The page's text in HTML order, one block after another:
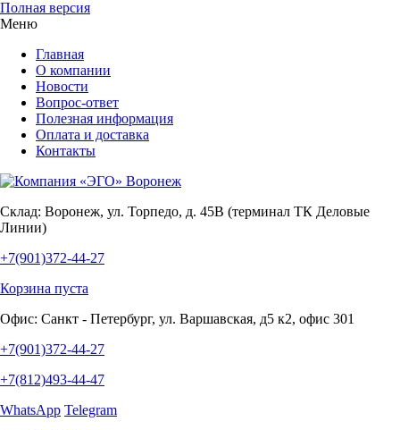
Полная версия
Меню
Главная
О компании
Новости
Вопрос-ответ
Полезная информация
Оплата и доставка
Контакты
Склад: Воронеж, ул. Торпедо, д. 45В (терминал ТК Деловые
Линии)
+7(901)372-44-27
Корзина пуста
Офис: Санкт - Петербург, ул. Варшавская, д5 к2, офис 301
+7(901)372-44-27
+7(812)493-44-47
WhatsApp Telegram